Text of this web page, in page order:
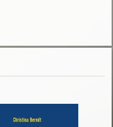
zostać prezydentem?.